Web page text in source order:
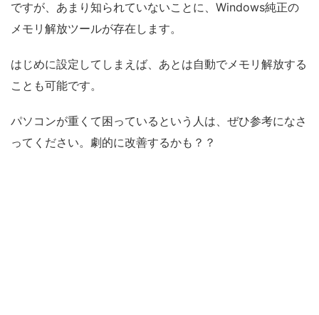
ですが、あまり知られていないことに、Windows純正の
メモリ解放ツールが存在します。
はじめに設定してしまえば、あとは自動でメモリ解放する
ことも可能です。
パソコンが重くて困っているという人は、ぜひ参考になさ
ってください。劇的に改善するかも？？